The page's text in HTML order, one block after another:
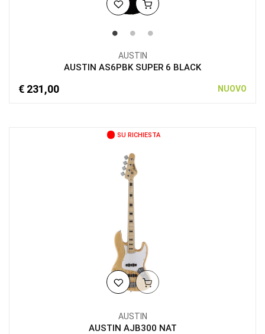
AUSTIN
AUSTIN AS6PBK SUPER 6 BLACK
€ 231,00 NUOVO
SU RICHIESTA
AUSTIN
AUSTIN AJB300 NAT